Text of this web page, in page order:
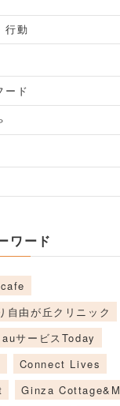
行動
ード
ワード
自由が丘クリニック
auサービスToday
Connect Lives
Ginza Cottage&M